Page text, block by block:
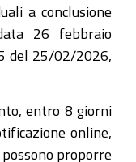
a conclusione
26 febbraio
del 25/02/2026,
entro 8 giorni
online,
proporre